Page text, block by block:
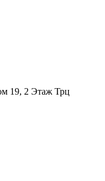
19, 2 Этаж Трц